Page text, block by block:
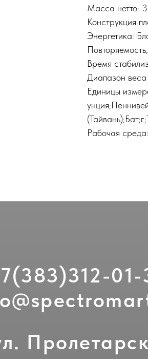
Масса нетто:
Конструкция
Энергетика:
Время
Диапазон
Единицы
Pабочая
01-